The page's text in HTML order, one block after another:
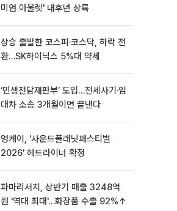
미엄 아울렛' 내후년 상륙
상승 출발한 코스피·코스닥, 하락 전
환…SK하이닉스 5%대 약세
‘민생전담재판부’ 도입…전세사기·임
대차 소송 3개월이면 끝낸다
영케이, ‘사운드플래닛페스티벌
2026’ 헤드라이너 확정
파마리서치, 상반기 매출 3248억
원 '역대 최대'…화장품 수출 92%↑